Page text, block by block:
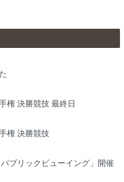
権 決勝競技 最終日
権 決勝競技
ブリックビューイング」開催